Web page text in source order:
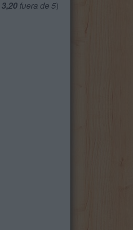
3,20 fuera de 5)